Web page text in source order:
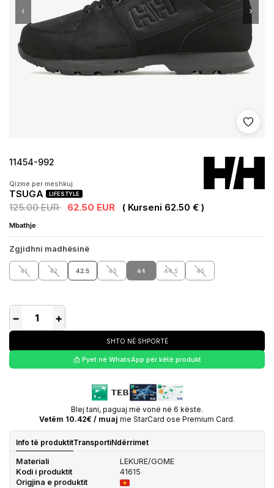
Shto
‹ ›
11454-992
Qizme per meshkuj
TSUGA LIFESTYLE
125.00 EUR 62.50 EUR ( Kurseni 62.50 € )
Mbathje
Zgjidhni madhësinë
41 42 42.5 43 44 44.5 45
− +
SHTO NË SHPORTË
📩 Pyet në WhatsApp për këtë produkt
Blej tani, paguaj më vonë në 6 këste.
Vetëm 10.42€ / muaj me StarCard ose Premium Card.
Info të produktitTransportiNdërrimet
Materiali
LEKURE/GOME
Kodi i produktit
41615
Origjina e produktit